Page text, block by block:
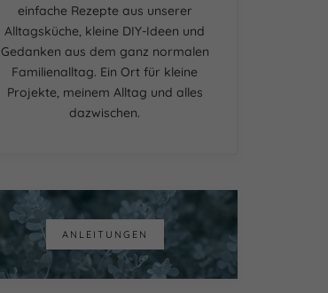
einfache Rezepte aus unserer
Alltagsküche, kleine DIY-Ideen und
Gedanken aus dem ganz normalen
Familienalltag. Ein Ort für kleine
Projekte, meinem Alltag und alles
dazwischen.
ANLEITUNGEN